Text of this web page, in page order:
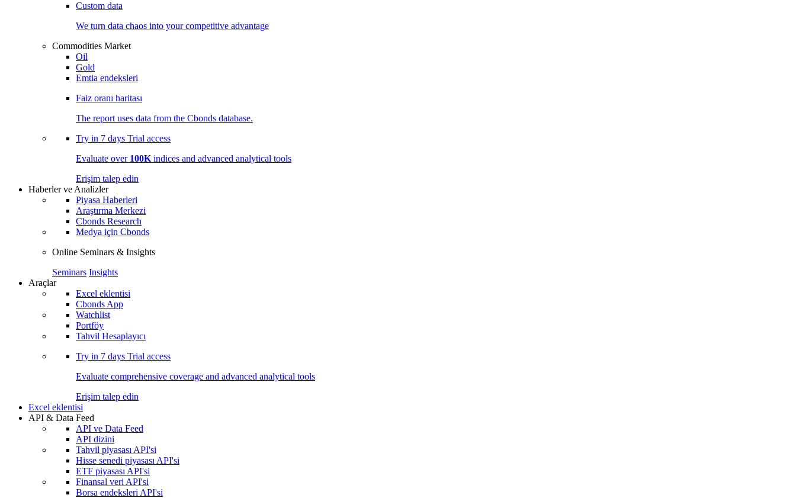
Custom data
We turn data chaos into your competitive advantage
Commodities Market
Oil
Gold
Emtia endeksleri
Faiz oranı haritası
The report uses data from the Cbonds database.
Try in 7 days Trial access
Evaluate over 100K indices and advanced analytical tools
Erişim talep edin
Haberler ve Analizler
Piyasa Haberleri
Araştırma Merkezi
Cbonds Research
Medya için Cbonds
Online Seminars & Insights
Seminars Insights
Araçlar
Excel eklentisi
Cbonds App
Watchlist
Portföy
Tahvil Hesaplayıcı
Try in 7 days Trial access
Evaluate comprehensive coverage and advanced analytical tools
Erişim talep edin
Excel eklentisi
API & Data Feed
API ve Data Feed
API dizini
Tahvil piyasası API'si
Hisse senedi piyasası API'si
ETF piyasası API'si
Finansal veri API'si
Borsa endeksleri API'si